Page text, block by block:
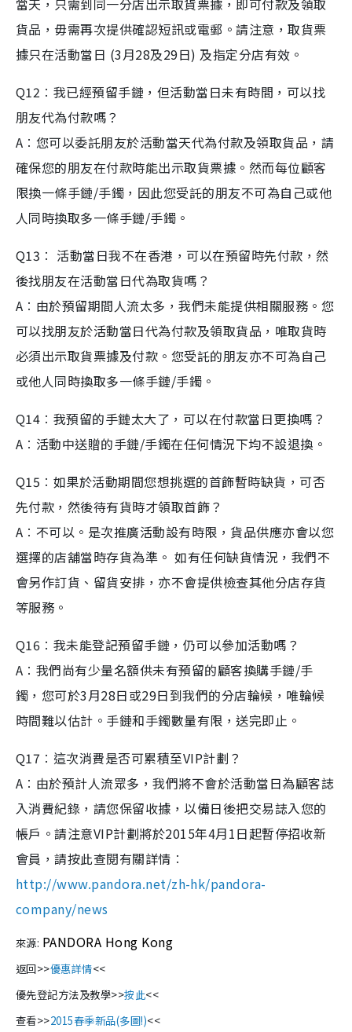
當天，只需到同一分店出示取貨票據，即可付款及領取
貨品，毋需再次提供確認短訊或電郵。請注意，取貨票
據只在活動當日 (3月28及29日) 及指定分店有效。
Q12︰我已經預留手鏈，但活動當日未有時間，可以找
朋友代為付款嗎？
A︰您可以委託朋友於活動當天代為付款及領取貨品，請
確保您的朋友在付款時能出示取貨票據。然而每位顧客
限換一條手鏈/手鐲，因此您受託的朋友不可為自己或他
人同時換取多一條手鏈/手鐲。
Q13︰ 活動當日我不在香港，可以在預留時先付款，然
後找朋友在活動當日代為取貨嗎？
A︰由於預留期間人流太多，我們未能提供相關服務。您
可以找朋友於活動當日代為付款及領取貨品，唯取貨時
必須出示取貨票據及付款。您受託的朋友亦不可為自己
或他人同時換取多一條手鏈/手鐲。
Q14︰我預留的手鏈太大了，可以在付款當日更換嗎？
A︰活動中送贈的手鏈/手鐲在任何情況下均不設退換。
Q15︰如果於活動期間您想挑選的首飾暫時缺貨，可否
先付款，然後待有貨時才領取首飾？
A︰不可以。是次推廣活動設有時限，貨品供應亦會以您
選擇的店舖當時存貨為準。 如有任何缺貨情況，我們不
會另作訂貨、留貨安排，亦不會提供檢查其他分店存貨
等服務。
Q16︰我未能登記預留手鏈，仍可以參加活動嗎？
A︰我們尚有少量名額供未有預留的顧客換購手鏈/手
鐲，您可於3月28日或29日到我們的分店輪候，唯輪候
時間難以估計。手鏈和手鐲數量有限，送完即止。
Q17︰這次消費是否可累積至VIP計劃？
A︰由於預計人流眾多，我們將不會於活動當日為顧客誌
入消費紀錄，請您保留收據，以備日後把交易誌入您的
帳戶。請注意VIP計劃將於2015年4月1日起暫停招收新
會員，請按此查閱有關詳情︰
http://www.pandora.net/zh-hk/pandora-
company/news
來源: PANDORA Hong Kong
返回>>優惠詳情<<
優先登記方法及教學>>按此<<
查看>>2015春季新品(多圖!)<<